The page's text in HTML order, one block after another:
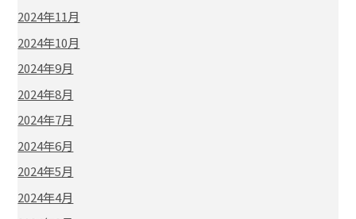
2024年11月
2024年10月
2024年9月
2024年8月
2024年7月
2024年6月
2024年5月
2024年4月